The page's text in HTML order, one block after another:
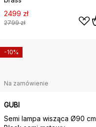
2499 zł
2799 zł
Na zamówienie
GUBI
Semi lampa wisząca Ø90 cm,
-10%